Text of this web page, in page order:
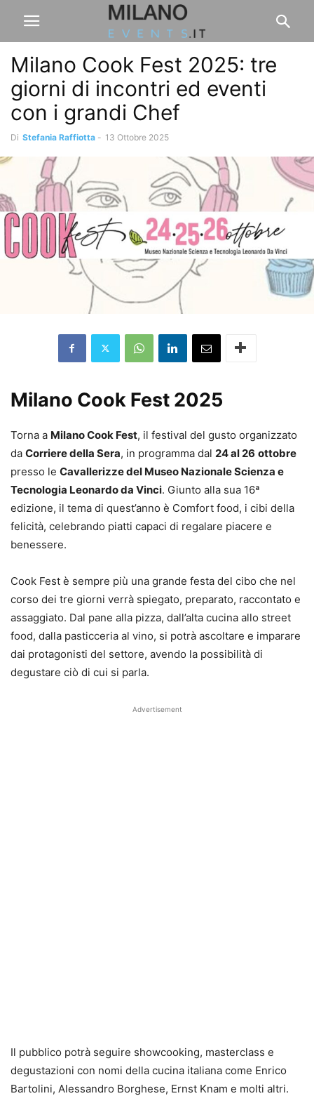
Milano Cook Fest 2025: tre
giorni di incontri ed eventi
con i grandi Chef
Di Stefania Raffiotta - 13 Ottobre 2025
Milano Cook Fest 2025
Torna a Milano Cook Fest, il festival del gusto organizzato
da Corriere della Sera, in programma dal 24 al 26 ottobre
presso le Cavallerizze del Museo Nazionale Scienza e
Tecnologia Leonardo da Vinci. Giunto alla sua 16ª
edizione, il tema di quest’anno è Comfort food, i cibi della
felicità, celebrando piatti capaci di regalare piacere e
benessere.
Cook Fest è sempre più una grande festa del cibo che nel
corso dei tre giorni verrà spiegato, preparato, raccontato e
assaggiato. Dal pane alla pizza, dall’alta cucina allo street
food, dalla pasticceria al vino, si potrà ascoltare e imparare
dai protagonisti del settore, avendo la possibilità di
degustare ciò di cui si parla.
Advertisement
Il pubblico potrà seguire showcooking, masterclass e
degustazioni con nomi della cucina italiana come Enrico
Bartolini, Alessandro Borghese, Ernst Knam e molti altri.